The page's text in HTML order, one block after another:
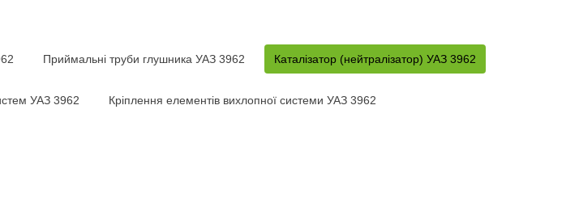
Приймальні труби глушника УАЗ 3962 Каталізатор (нейтралізатор) УАЗ 3962
УАЗ 3962 Кріплення елементів вихлопної системи УАЗ 3962